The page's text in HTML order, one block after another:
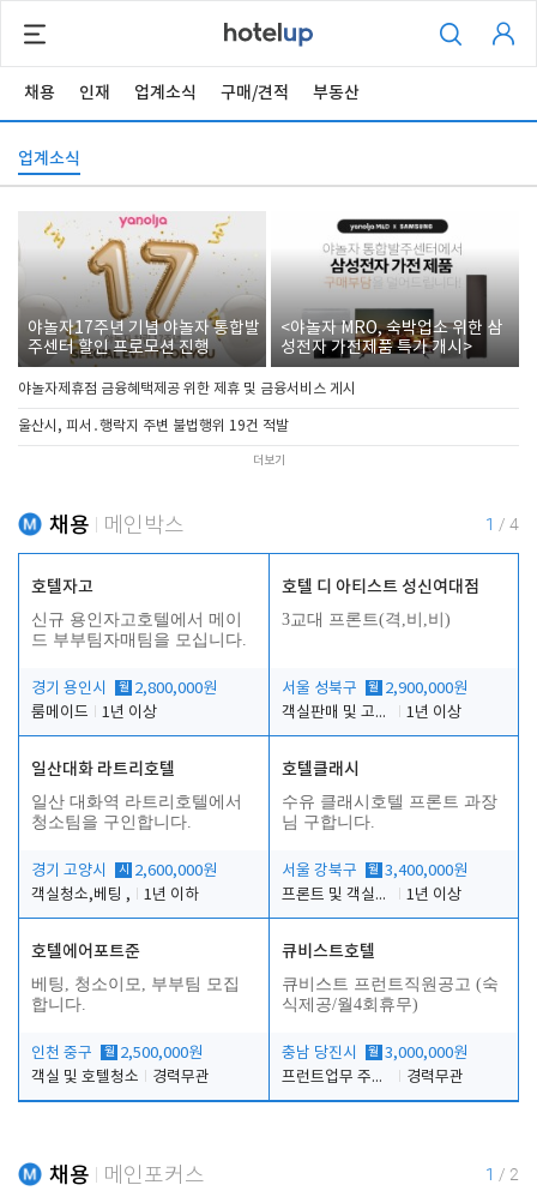
채용 인재 업계소식 구매/견적 부동산
업계소식
야놀자17주년 기념 야놀자 통합발
주센터 할인 프로모션 진행
<야놀자 MRO, 숙박업소 위한 삼
성전자 가전제품 특가 개시>
야놀자제휴점 금융혜택제공 위한 제휴 및 금융서비스 게시
울산시, 피서․행락지 주변 불법행위 19건 적발
더보기
채용 메인박스 1 / 4
호텔자고
신규 용인자고호텔에서 메이
드 부부팀자매팀을 모십니다.
경기 용인시 월 2,800,000원
룸메이드
1년 이상
호텔 디 아티스트 성신여대점
3교대 프론트(격,비,비)
서울 성북구 월 2,900,000원
객실판매 및 고객응대
1년 이상
일산대화 라트리호텔
일산 대화역 라트리호텔에서
청소팀을 구인합니다.
경기 고양시 시
2,600,000원
객실청소,베팅 ,
1년 이하
호텔클래시
수유 클래시호텔 프론트 과장
님 구합니다.
서울 강북구 월 3,400,000원
프론트 및 객실관리
1년 이상
호텔에어포트준
베팅, 청소이모, 부부팀 모집
합니다.
인천 중구 월 2,500,000원
객실 및 호텔청소
경력무관
큐비스트호텔
큐비스트 프런트직원공고 (숙
식제공/월4회휴무)
충남 당진시 월 3,000,000원
프런트업무 주간, 야간
경력무관
채용 메인포커스 1 / 2